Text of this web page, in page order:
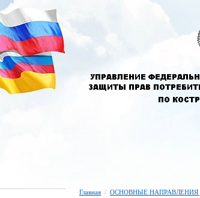
Главная / ОСНОВНЫЕ НАПРАВЛЕНИЯ